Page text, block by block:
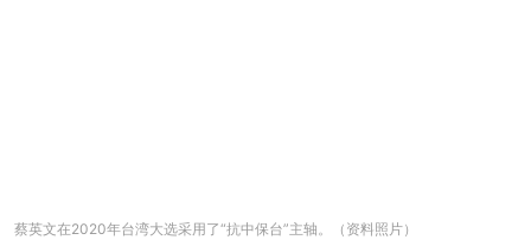
蔡英文在2020年台湾大选采用了“抗中保台”主轴。（资料照片）